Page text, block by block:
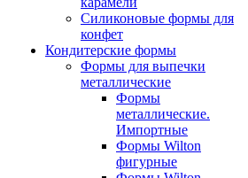
Силиконовые формы для
конфет
Кондитерские формы
Формы для выпечки
металлические
Формы
металлические.
Импортные
Формы Wilton
фигурные